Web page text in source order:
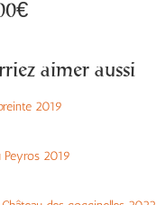
aimer aussi
2019
Peyros 2019